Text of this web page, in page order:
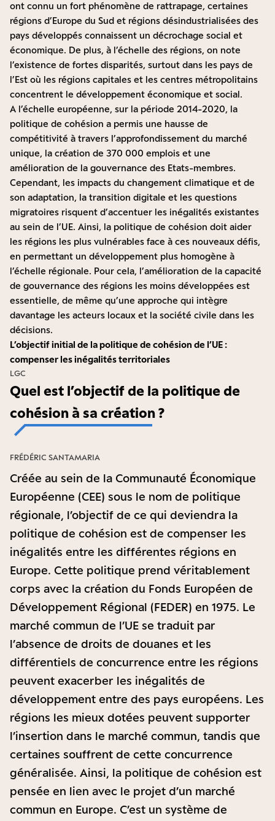
ont connu un fort phénomène de rattrapage, certaines
régions d’Europe du Sud et régions désindustrialisées des
pays développés connaissent un décrochage social et
économique. De plus, à l’échelle des régions, on note
l’existence de fortes disparités, surtout dans les pays de
l’Est où les régions capitales et les centres métropolitains
concentrent le développement économique et social.
A l’échelle européenne, sur la période 2014-2020, la
politique de cohésion a permis une hausse de
compétitivité à travers l’approfondissement du marché
unique, la création de 370 000 emplois et une
amélioration de la gouvernance des Etats-membres.
Cependant, les impacts du changement climatique et de
son adaptation, la transition digitale et les questions
migratoires risquent d’accentuer les inégalités existantes
au sein de l’UE. Ainsi, la politique de cohésion doit aider
les régions les plus vulnérables face à ces nouveaux défis,
en permettant un développement plus homogène à
l’échelle régionale. Pour cela, l’amélioration de la capacité
de gouvernance des régions les moins développées est
essentielle, de même qu’une approche qui intègre
davantage les acteurs locaux et la société civile dans les
décisions.
L’objectif initial de la politique de cohésion de l’UE :
compenser les inégalités territoriales
Quel est l’objectif de la politique de
cohésion à sa création ?
LGC
Créée au sein de la Communauté Économique
Européenne (CEE) sous le nom de politique
régionale, l’objectif de ce qui deviendra la
politique de cohésion est de compenser les
inégalités entre les différentes régions en
Europe. Cette politique prend véritablement
corps avec la création du Fonds Européen de
Développement Régional (FEDER) en 1975. Le
marché commun de l’UE se traduit par
l’absence de droits de douanes et les
différentiels de concurrence entre les régions
peuvent exacerber les inégalités de
développement entre des pays européens. Les
régions les mieux dotées peuvent supporter
l’insertion dans le marché commun, tandis que
certaines souffrent de cette concurrence
généralisée. Ainsi, la politique de cohésion est
pensée en lien avec le projet d’un marché
commun en Europe. C’est un système de
FRÉDÉRIC SANTAMARIA